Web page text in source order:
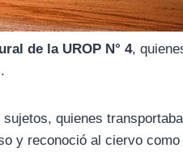
de la UROP N° 4,
quienes
y reconoció al ciervo